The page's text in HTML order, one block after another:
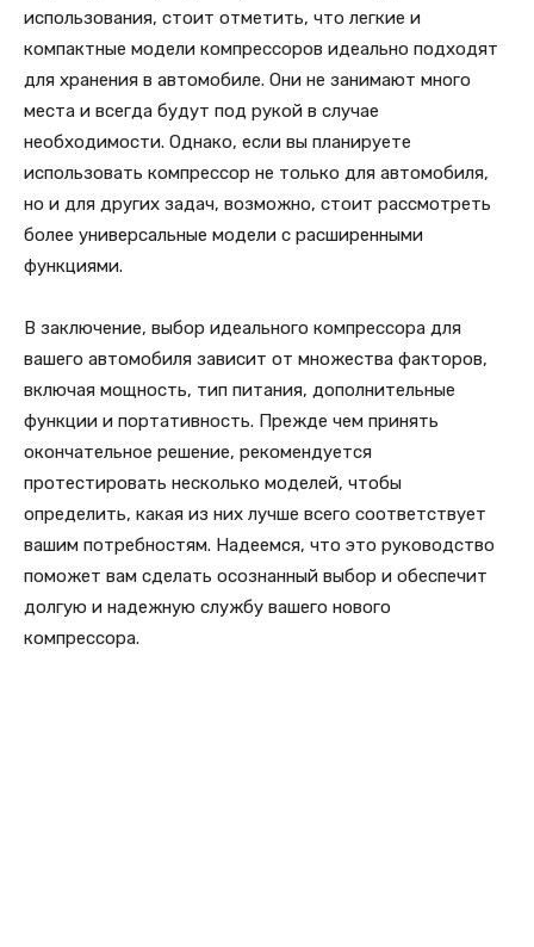
использования, стоит отметить, что легкие и
компактные модели компрессоров идеально подходят
для хранения в автомобиле. Они не занимают много
места и всегда будут под рукой в случае
необходимости. Однако, если вы планируете
использовать компрессор не только для автомобиля,
но и для других задач, возможно, стоит рассмотреть
более универсальные модели с расширенными
функциями.
В заключение, выбор идеального компрессора для
вашего автомобиля зависит от множества факторов,
включая мощность, тип питания, дополнительные
функции и портативность. Прежде чем принять
окончательное решение, рекомендуется
протестировать несколько моделей, чтобы
определить, какая из них лучше всего соответствует
вашим потребностям. Надеемся, что это руководство
поможет вам сделать осознанный выбор и обеспечит
долгую и надежную службу вашего нового
компрессора.